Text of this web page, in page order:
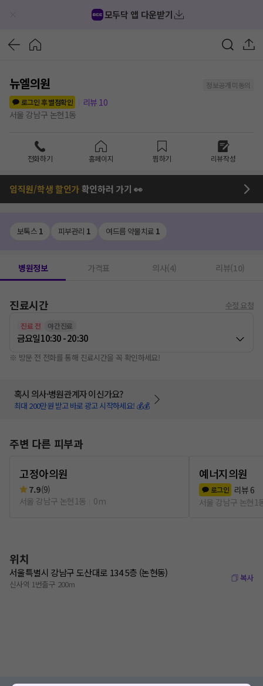
모두닥 앱 다운받기
뉴엘의원
정보공개 미동의
로그인 후 별점확인
리뷰 10
서울 강남구 논현1동
전화하기 홈페이지 찜하기 리뷰작성
임직원/학생 할인가확인하러 가기 👀
보톡스 1 피부관리 1 여드름 약물치료 1
병원정보 가격표 의사(4) 리뷰(10)
진료시간 수정 요청
진료 전 야간진료
금요일10:30 - 20:30
※ 방문 전 전화를 통해 진료시간을 꼭 확인하세요!
혹시 의사·병원관계자 이신가요?
최대 200만원 받고 바로 광고 시작하세요! 💰💰
주변 다른 피부과
고정아의원
7.9(9)
서울 강남구 논현1동
0m
예너지의원
로그인 리뷰 6
서울 강남구 논현1
위치
서울특별시 강남구 도산대로 134 5층 (논현동)
신사역 1번출구 200m
복사